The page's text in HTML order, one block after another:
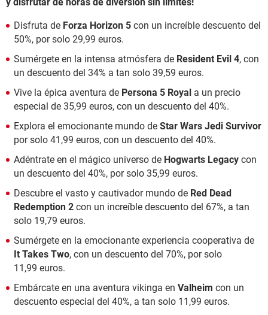
Disfruta de Forza Horizon 5 con un increíble descuento del
50%, por solo 29,99 euros.
Sumérgete en la intensa atmósfera de Resident Evil 4, con
un descuento del 34% a tan solo 39,59 euros.
Vive la épica aventura de Persona 5 Royal a un precio
especial de 35,99 euros, con un descuento del 40%.
Explora el emocionante mundo de Star Wars Jedi Survivor
por solo 41,99 euros, con un descuento del 40%.
Adéntrate en el mágico universo de Hogwarts Legacy con
un descuento del 40%, por solo 35,99 euros.
Descubre el vasto y cautivador mundo de Red Dead
Redemption 2 con un increíble descuento del 67%, a tan
solo 19,79 euros.
Sumérgete en la emocionante experiencia cooperativa de
It Takes Two, con un descuento del 70%, por solo
11,99 euros.
Embárcate en una aventura vikinga en Valheim con un
descuento especial del 40%, a tan solo 11,99 euros.